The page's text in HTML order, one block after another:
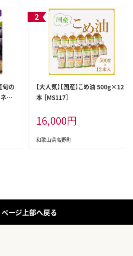
旬の
）
【大人気】【国産】こめ油 500g×12
本 ［MS117］
16,000円
和歌山県高野町
ページ上部へ戻る